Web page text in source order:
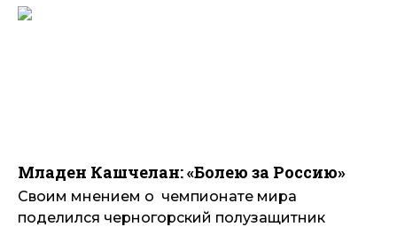
Младен Кашчелан: «Болею за Россию»
Своим мнением о чемпионате мира
поделился черногорский полузащитник